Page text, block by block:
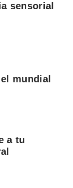
sensorial
mundial
a tu